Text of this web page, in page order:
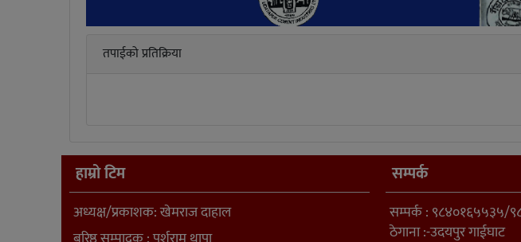
तपाईको प्रतिक्रिया
हाम्रो टिम
अध्यक्ष/प्रकाशक: खेमराज दाहाल
सम्पर्क
सम्पर्क : ९८४०१६५५३५/
ठेगाना :-उदयपुर गाईघाट